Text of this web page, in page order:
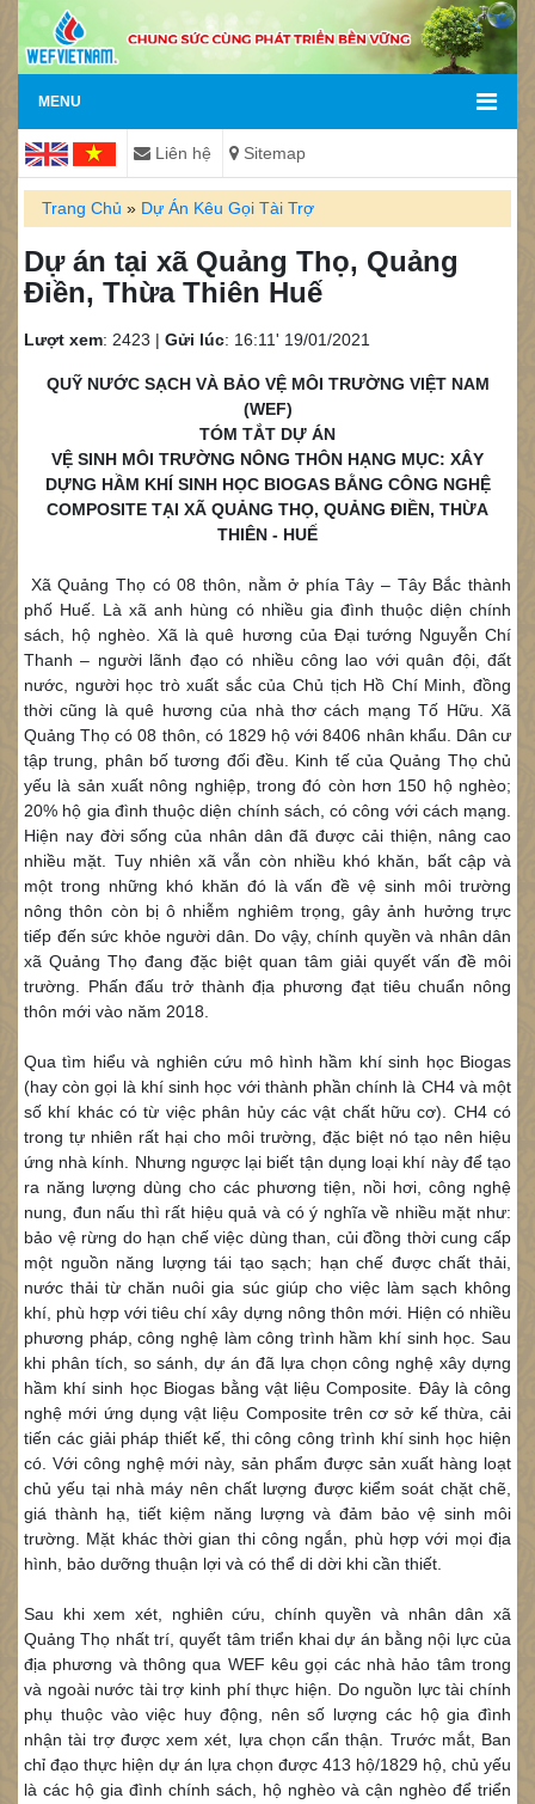
MENU
Liên hệ Sitemap
Trang Chủ » Dự Án Kêu Gọi Tài Trợ
Dự án tại xã Quảng Thọ, Quảng
Điền, Thừa Thiên Huế
Lượt xem: 2423 | Gửi lúc: 16:11' 19/01/2021
QUỸ NƯỚC SẠCH VÀ BẢO VỆ MÔI TRƯỜNG VIỆT NAM
(WEF)
TÓM TẮT DỰ ÁN
VỆ SINH MÔI TRƯỜNG NÔNG THÔN HẠNG MỤC: XÂY
DỰNG HẦM KHÍ SINH HỌC BIOGAS BẰNG CÔNG NGHỆ
COMPOSITE TẠI XÃ QUẢNG THỌ, QUẢNG ĐIỀN, THỪA
THIÊN - HUẾ
Xã Quảng Thọ có 08 thôn, nằm ở phía Tây – Tây Bắc thành
phố Huế. Là xã anh hùng có nhiều gia đình thuộc diện chính
sách, hộ nghèo. Xã là quê hương của Đại tướng Nguyễn Chí
Thanh – người lãnh đạo có nhiều công lao với quân đội, đất
nước, người học trò xuất sắc của Chủ tịch Hồ Chí Minh, đồng
thời cũng là quê hương của nhà thơ cách mạng Tố Hữu. Xã
Quảng Thọ có 08 thôn, có 1829 hộ với 8406 nhân khẩu. Dân cư
tập trung, phân bố tương đối đều. Kinh tế của Quảng Thọ chủ
yếu là sản xuất nông nghiệp, trong đó còn hơn 150 hộ nghèo;
20% hộ gia đình thuộc diện chính sách, có công với cách mạng.
Hiện nay đời sống của nhân dân đã được cải thiện, nâng cao
nhiều mặt. Tuy nhiên xã vẫn còn nhiều khó khăn, bất cập và
một trong những khó khăn đó là vấn đề vệ sinh môi trường
nông thôn còn bị ô nhiễm nghiêm trọng, gây ảnh hưởng trực
tiếp đến sức khỏe người dân. Do vậy, chính quyền và nhân dân
xã Quảng Thọ đang đặc biệt quan tâm giải quyết vấn đề môi
trường. Phấn đấu trở thành địa phương đạt tiêu chuẩn nông
thôn mới vào năm 2018.
Qua tìm hiểu và nghiên cứu mô hình hầm khí sinh học Biogas
(hay còn gọi là khí sinh học với thành phần chính là CH4 và một
số khí khác có từ việc phân hủy các vật chất hữu cơ). CH4 có
trong tự nhiên rất hại cho môi trường, đặc biệt nó tạo nên hiệu
ứng nhà kính. Nhưng ngược lại biết tận dụng loại khí này để tạo
ra năng lượng dùng cho các phương tiện, nồi hơi, công nghệ
nung, đun nấu thì rất hiệu quả và có ý nghĩa về nhiều mặt như:
bảo vệ rừng do hạn chế việc dùng than, củi đồng thời cung cấp
một nguồn năng lượng tái tạo sạch; hạn chế được chất thải,
nước thải từ chăn nuôi gia súc giúp cho việc làm sạch không
khí, phù hợp với tiêu chí xây dựng nông thôn mới. Hiện có nhiều
phương pháp, công nghệ làm công trình hầm khí sinh học. Sau
khi phân tích, so sánh, dự án đã lựa chọn công nghệ xây dựng
hầm khí sinh học Biogas bằng vật liệu Composite. Đây là công
nghệ mới ứng dụng vật liệu Composite trên cơ sở kế thừa, cải
tiến các giải pháp thiết kế, thi công công trình khí sinh học hiện
có. Với công nghệ mới này, sản phẩm được sản xuất hàng loạt
chủ yếu tại nhà máy nên chất lượng được kiểm soát chặt chẽ,
giá thành hạ, tiết kiệm năng lượng và đảm bảo vệ sinh môi
trường. Mặt khác thời gian thi công ngắn, phù hợp với mọi địa
hình, bảo dưỡng thuận lợi và có thể di dời khi cần thiết.
Sau khi xem xét, nghiên cứu, chính quyền và nhân dân xã
Quảng Thọ nhất trí, quyết tâm triển khai dự án bằng nội lực của
địa phương và thông qua WEF kêu gọi các nhà hảo tâm trong
và ngoài nước tài trợ kinh phí thực hiện. Do nguồn lực tài chính
phụ thuộc vào việc huy động, nên số lượng các hộ gia đình
nhận tài trợ được xem xét, lựa chọn cẩn thận. Trước mắt, Ban
chỉ đạo thực hiện dự án lựa chọn được 413 hộ/1829 hộ, chủ yếu
là các hộ gia đình chính sách, hộ nghèo và cận nghèo để triển